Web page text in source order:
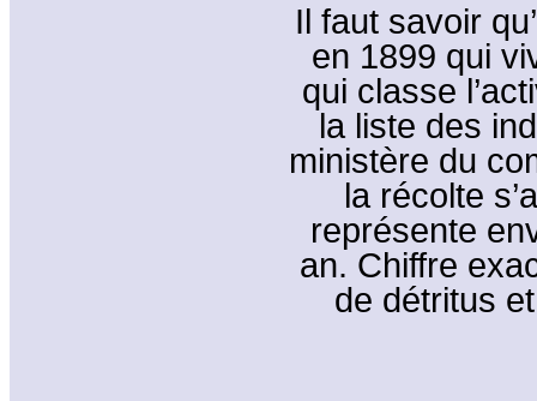
Il faut savoir
en 1899 qui
qui classe
la liste des
ministère du
la récolte
représente
an. Chiffre
de détritus